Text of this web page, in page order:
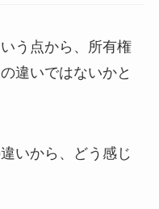
う点から、所有権
違いではないかと
いから、どう感じ